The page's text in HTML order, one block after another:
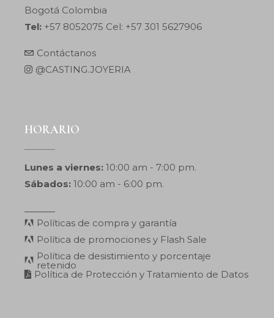
Bogotá Colombia
Tel: +57 8052075 Cel: +57 301 5627906
Contáctanos
@CASTING.JOYERIA
HORARIO
Lunes a viernes: 10:00 am - 7:00 pm.
Sábados: 10:00 am - 6:00 pm.
Políticas de compra y garantía
Política de promociones y Flash Sale
Política de desistimiento y porcentaje
retenido
Política de Protección y Tratamiento de Datos